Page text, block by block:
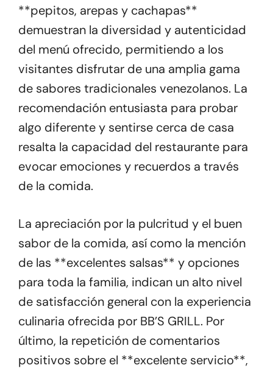
**pepitos, arepas y cachapas**
demuestran la diversidad y autenticidad
del menú ofrecido, permitiendo a los
visitantes disfrutar de una amplia gama
de sabores tradicionales venezolanos. La
recomendación entusiasta para probar
algo diferente y sentirse cerca de casa
resalta la capacidad del restaurante para
evocar emociones y recuerdos a través
de la comida.
La apreciación por la pulcritud y el buen
sabor de la comida, así como la mención
de las **excelentes salsas** y opciones
para toda la familia, indican un alto nivel
de satisfacción general con la experiencia
culinaria ofrecida por BB’S GRILL. Por
último, la repetición de comentarios
positivos sobre el **excelente servicio**,